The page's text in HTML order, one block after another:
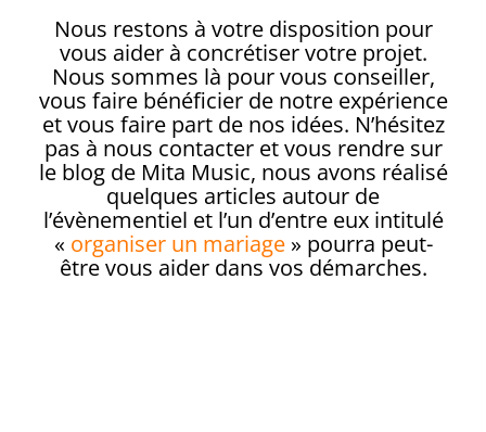
Nous restons à votre disposition pour
vous aider à concrétiser votre projet.
Nous sommes là pour vous conseiller,
vous faire bénéficier de notre expérience
et vous faire part de nos idées. N’hésitez
pas à nous contacter et vous rendre sur
le blog de Mita Music, nous avons réalisé
quelques articles autour de
l’évènementiel et l’un d’entre eux intitulé
« organiser un mariage» pourra peut-
être vous aider dans vos démarches.